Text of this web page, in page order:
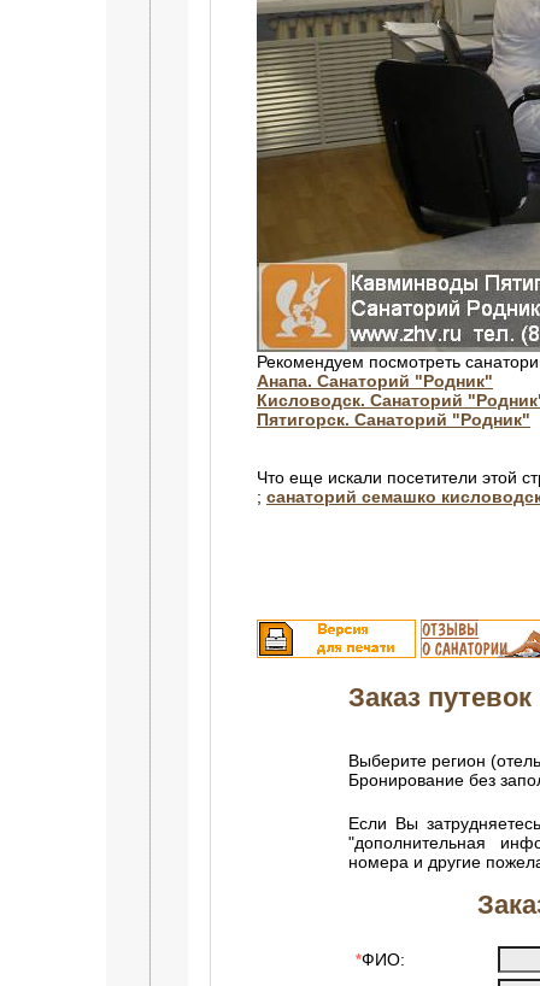
Рекомендуем посмотреть
Анапа. Санаторий "Родник"
Кисловодск. Санаторий
Пятигорск. Санаторий "Родник"
Что еще искали посетители этой
; санаторий семашко
Заказ
Выберите регион
Бронирование без
Если Вы
"дополнительная
номера и другие
*ФИО: